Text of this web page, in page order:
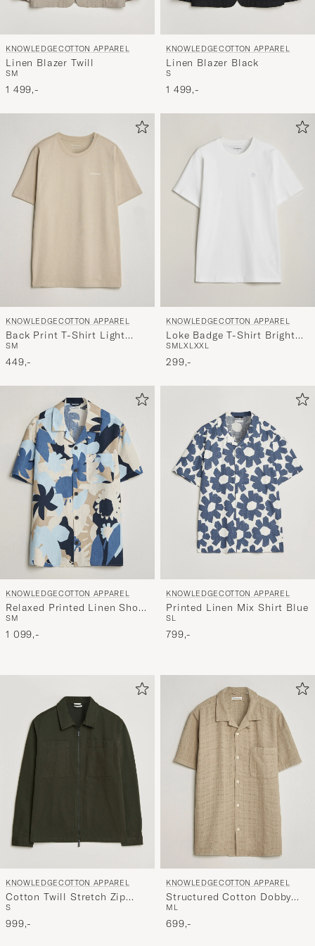
KNOWLEDGECOTTON APPAREL
Linen Blazer Twill
SM
1 499,-
KNOWLEDGECOTTON APPAREL
Linen Blazer Black
S
1 499,-
KNOWLEDGECOTTON APPAREL
Back Print T-Shirt Light
Feather Grey
SM
449,-
KNOWLEDGECOTTON APPAREL
Loke Badge T-Shirt Bright
White
SMLXLXXL
299,-
KNOWLEDGECOTTON APPAREL
Relaxed Printed Linen Short
Sleeve Shirt Blue
SM
1 099,-
KNOWLEDGECOTTON APPAREL
Printed Linen Mix Shirt Blue
SL
799,-
KNOWLEDGECOTTON APPAREL
Cotton Twill Stretch Zip
Overshirt Forest Night
S
999,-
KNOWLEDGECOTTON APPAREL
Structured Cotton Dobby
Shirt Twill
M L
699,-